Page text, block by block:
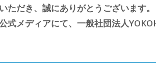
ただき、誠にありがとうございます
式メディアにて、一般社団法人